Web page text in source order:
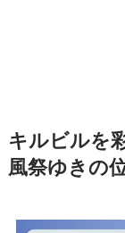
キルビルを
風祭ゆきの